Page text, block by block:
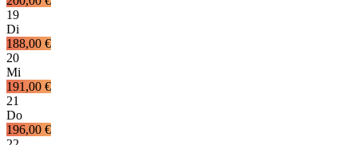
19
Di
188,00 €
20
Mi
191,00 €
21
Do
196,00 €